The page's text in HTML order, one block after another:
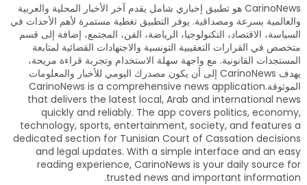
CarinoNews هو تطبيق إخباري شامل يقدم آخر الأخبار المحلية والعربية
والعالمية بسرعة ومصداقية. يوفر التطبيق تغطية مستمرة لأهم الأحداث في
السياسة، الاقتصاد، التكنولوجيا، الرياضة، الفن، المجتمع، إضافة إلى قسم
متخصص في القرارات التعقيبية التونسية والاجتهادات القضائية لمتابعة
المستجدات القانونية. مع واجهة سهلة الاستخدام وتجربة قراءة مريحة،
يهدف CarinoNews إلى أن يكون مصدرك اليومي للأخبار والمعلومات
الموثوقة.CarinoNews is a comprehensive news application
that delivers the latest local, Arab and international news
quickly and reliably. The app covers politics, economy,
technology, sports, entertainment, society, and features a
dedicated section for Tunisian Court of Cassation decisions
and legal updates. With a simple interface and an easy
reading experience, CarinoNews is your daily source for
trusted news and important information.